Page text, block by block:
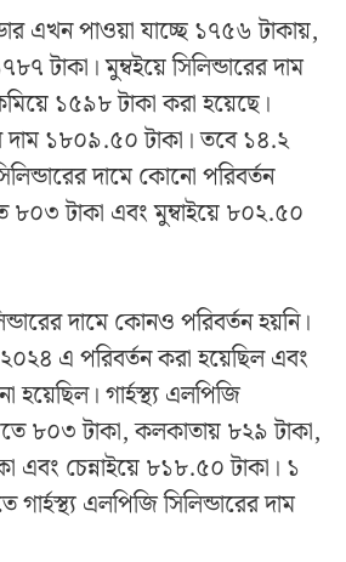
এখন পাওয়া যাচ্ছে ১৭৫৬ টাকায়,
টাকা। মুম্বইয়ে সিলিন্ডারের দাম
১৫৯৮ টাকা করা হয়েছে।
দাম ১৮০৯.৫০ টাকা। তবে ১৪.২
দামে কোনো পরিবর্তন
৮০৩ টাকা এবং মুম্বাইয়ে ৮০২.৫০
দামে কোনও পরিবর্তন হয়নি।
২০২৪ এ পরিবর্তন করা হয়েছিল এবং
হয়েছিল। গার্হস্থ্য এলপিজি
৮০৩ টাকা, কলকাতায় ৮২৯ টাকা,
এবং চেন্নাইয়ে ৮১৮.৫০ টাকা। ১
এলপিজি সিলিন্ডারের দাম